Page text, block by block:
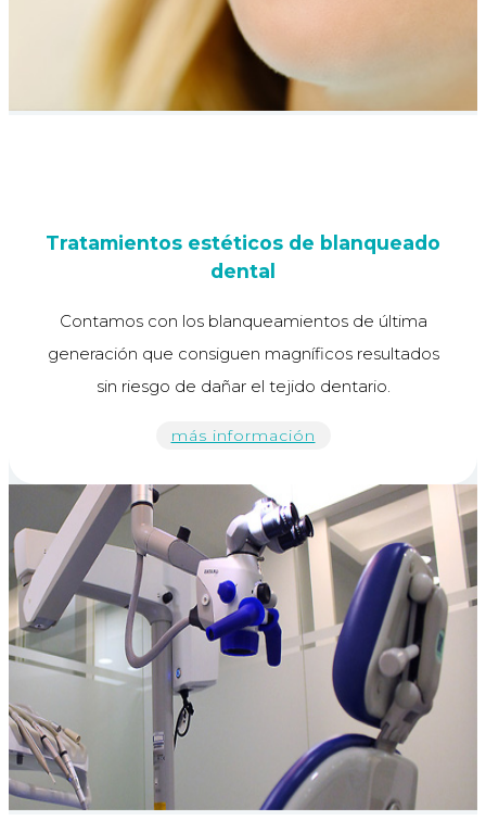
Tratamientos estéticos de blanqueado
dental
Contamos con los blanqueamientos de última
generación que consiguen magníficos resultados
sin riesgo de dañar el tejido dentario.
más información